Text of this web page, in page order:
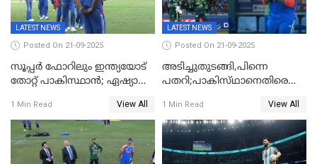
LATEST NEWS
Posted On 21-09-2025
സൂപ്പർ ഫോറിലും ഇന്ത്യയോട്
തോറ്റ് പാകിസ്ഥാൻ; ഏഷ്യാ
ഇന്ത്യ, അഭിഷേക് ശർമ്മയ്ക്ക്
അർദ്ധ സെഞ്ച്വറി
1 Min Read View All
LATEST NEWS
Posted On 21-09-2025
അടിച്ചുതുടങ്ങി,പിന്നെ
പതറി;പാകിസ്‌ഥാനെതിരെ
വിജയലക്ഷ്യം
1 Min Read View All